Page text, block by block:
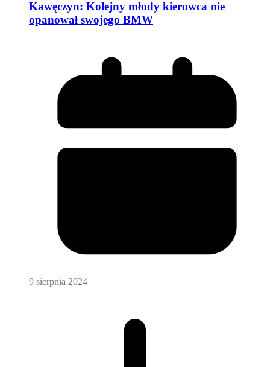
Kawęczyn: Kolejny młody kierowca nie
opanował swojego BMW
9 sierpnia 2024